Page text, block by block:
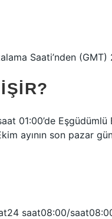
Saati’nden
01:00’de
ayının son pazar
saat08:00/